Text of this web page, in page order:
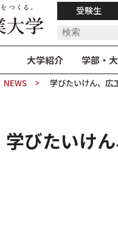
受験生
大学紹介 学部・
NEWS 学びたいけん、広
学びたいけ